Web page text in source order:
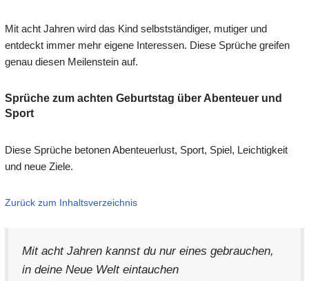
Mit acht Jahren wird das Kind selbstständiger, mutiger und
entdeckt immer mehr eigene Interessen. Diese Sprüche greifen
genau diesen Meilenstein auf.
Sprüche zum achten Geburtstag über Abenteuer und
Sport
Diese Sprüche betonen Abenteuerlust, Sport, Spiel, Leichtigkeit
und neue Ziele.
Zurück zum Inhaltsverzeichnis
Mit acht Jahren kannst du nur eines gebrauchen,
in deine Neue Welt eintauchen